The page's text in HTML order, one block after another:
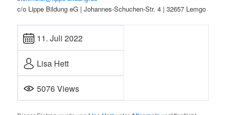
c/o Lippe Bildung eG | Johannes-Schuchen-Str. 4 | 32657 Lemgo
11. Juli 2022
Lisa Hett
5076 Views